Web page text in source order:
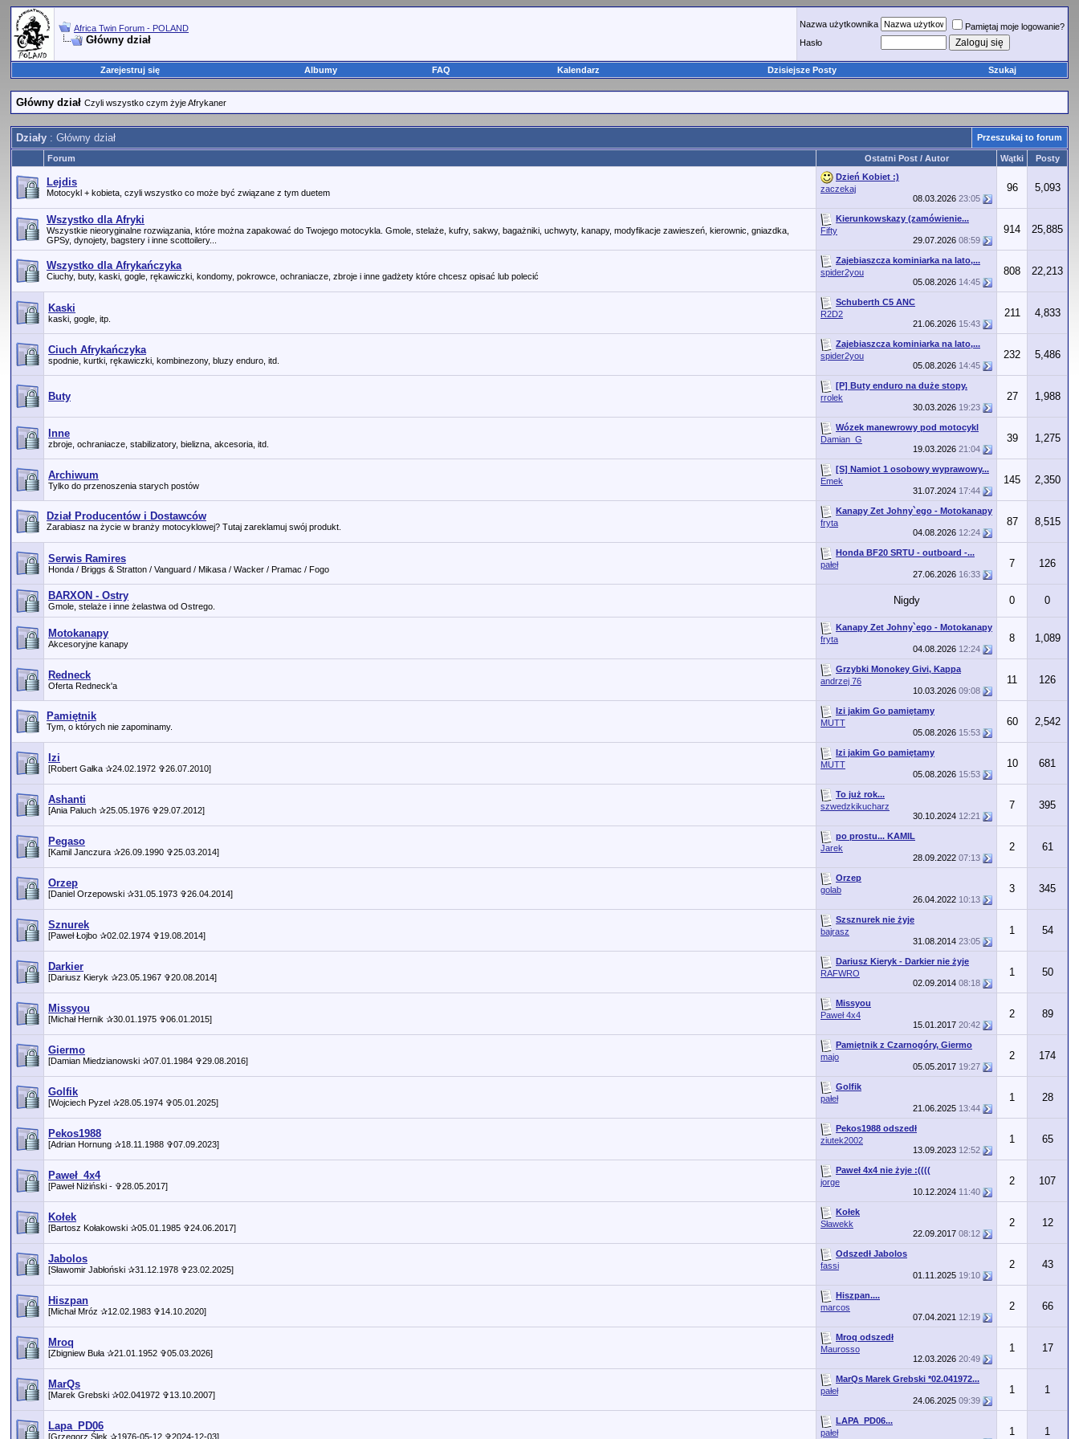
Africa Twin Forum - POLAND
Główny dział
Nazwa użytkownika
Pamiętaj moje logowanie?
Hasło
Zarejestruj się Albumy FAQ Kalendarz Dzisiejsze Posty Szukaj
Główny dział Czyli wszystko czym żyje Afrykaner
Działy : Główny dział Przeszukaj to forum
Forum Ostatni Post / Autor Wątki Posty
Lejdis
Motocykl + kobieta, czyli wszystko co może być związane z tym duetem
Dzień Kobiet :)
zaczekaj
08.03.2026 23:05
96 5,093
Wszystko dla Afryki
Wszystkie nieoryginalne rozwiązania, które można zapakować do Twojego motocykla. Gmole, stelaże, kufry, sakwy, bagażniki, uchwyty, kanapy, modyfikacje zawieszeń, kierownic, gniazdka,
GPSy, dynojety, bagstery i inne scottoilery...
Kierunkowskazy (zamówienie...
Fifty
29.07.2026 08:59
914 25,885
Wszystko dla Afrykańczyka
Ciuchy, buty, kaski, gogle, rękawiczki, kondomy, pokrowce, ochraniacze, zbroje i inne gadżety które chcesz opisać lub polecić
Zajebiaszcza kominiarka na lato,...
spider2you
05.08.2026 14:45
808 22,213
Kaski
kaski, gogle, itp.
Schuberth C5 ANC
R2D2
21.06.2026 15:43
211 4,833
Ciuch Afrykańczyka
spodnie, kurtki, rękawiczki, kombinezony, bluzy enduro, itd.
Zajebiaszcza kominiarka na lato,...
spider2you
05.08.2026 14:45
232 5,486
Buty
[P] Buty enduro na duże stopy.
rrolek
30.03.2026 19:23
27 1,988
Inne
zbroje, ochraniacze, stabilizatory, bielizna, akcesoria, itd.
Wózek manewrowy pod motocykl
Damian_G
19.03.2026 21:04
39 1,275
Archiwum
Tylko do przenoszenia starych postów
[S] Namiot 1 osobowy wyprawowy...
Emek
31.07.2024 17:44
145 2,350
Dział Producentów i Dostawców
Zarabiasz na życie w branży motocyklowej? Tutaj zareklamuj swój produkt.
Kanapy Zet Johny`ego - Motokanapy
fryta
04.08.2026 12:24
87 8,515
Serwis Ramires
Honda / Briggs & Stratton / Vanguard / Mikasa / Wacker / Pramac / Fogo
Honda BF20 SRTU - outboard -...
pałeł
27.06.2026 16:33
7 126
BARXON - Ostry
Gmole, stelaże i inne żelastwa od Ostrego. Nigdy 0 0
Motokanapy
Akcesoryjne kanapy
Kanapy Zet Johny`ego - Motokanapy
fryta
04.08.2026 12:24
8 1,089
Redneck
Oferta Redneck'a
Grzybki Monokey Givi, Kappa
andrzej 76
10.03.2026 09:08
11 126
Pamiętnik
Tym, o których nie zapominamy.
Izi jakim Go pamiętamy
MUTT
05.08.2026 15:53
60 2,542
Izi
[Robert Gałka ✰24.02.1972 ✞26.07.2010]
Izi jakim Go pamiętamy
MUTT
05.08.2026 15:53
10 681
Ashanti
[Ania Paluch ✰25.05.1976 ✞29.07.2012]
To już rok...
szwedzkikucharz
30.10.2024 12:21
7 395
Pegaso
[Kamil Janczura ✰26.09.1990 ✞25.03.2014]
po prostu... KAMIL
Jarek
28.09.2022 07:13
2 61
Orzep
[Daniel Orzepowski ✰31.05.1973 ✞26.04.2014]
Orzep
golab
26.04.2022 10:13
3 345
Sznurek
[Paweł Łojbo ✰02.02.1974 ✞19.08.2014]
Szsznurek nie żyje
bajrasz
31.08.2014 23:05
1 54
Darkier
[Dariusz Kieryk ✰23.05.1967 ✞20.08.2014]
Dariusz Kieryk - Darkier nie żyje
RAFWRO
02.09.2014 08:18
1 50
Missyou
[Michał Hernik ✰30.01.1975 ✞06.01.2015]
Missyou
Paweł 4x4
15.01.2017 20:42
2 89
Giermo
[Damian Miedzianowski ✰07.01.1984 ✞29.08.2016]
Pamiętnik z Czarnogóry, Giermo
majo
05.05.2017 19:27
2 174
Golfik
[Wojciech Pyzel ✰28.05.1974 ✞05.01.2025]
Golfik
pałeł
21.06.2025 13:44
1 28
Pekos1988
[Adrian Hornung ✰18.11.1988 ✞07.09.2023]
Pekos1988 odszedł
ziutek2002
13.09.2023 12:52
1 65
Paweł_4x4
[Paweł Niżiński - ✞28.05.2017]
Paweł 4x4 nie żyje :((((
jorge
10.12.2024 11:40
2 107
Kołek
[Bartosz Kołakowski ✰05.01.1985 ✞24.06.2017]
Kołek
Sławekk
22.09.2017 08:12
2 12
Jabolos
[Sławomir Jabłoński ✰31.12.1978 ✞23.02.2025]
Odszedł Jabolos
fassi
01.11.2025 19:10
2 43
Hiszpan
[Michał Mróz ✰12.02.1983 ✞14.10.2020]
Hiszpan....
marcos
07.04.2021 12:19
2 66
Mroq
[Zbigniew Buła ✰21.01.1952 ✞05.03.2026]
Mroq odszedł
Maurosso
12.03.2026 20:49
1 17
MarQs
[Marek Grebski ✰02.041972 ✞13.10.2007]
MarQs Marek Grebski *02.041972...
pałeł
24.06.2025 09:39
1 1
Lapa_PD06
[Grzegorz Ślęk ✰1976-05-12 ✞2024-12-03]
LAPA_PD06...
pałeł
1 1